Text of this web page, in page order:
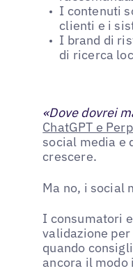
I contenuti
clienti e i
I brand di
di ricerca
«Dove dovrei
ChatGPT e
social media e
crescere.
Ma no, i social
I consumatori
validazione
quando
ancora il modo